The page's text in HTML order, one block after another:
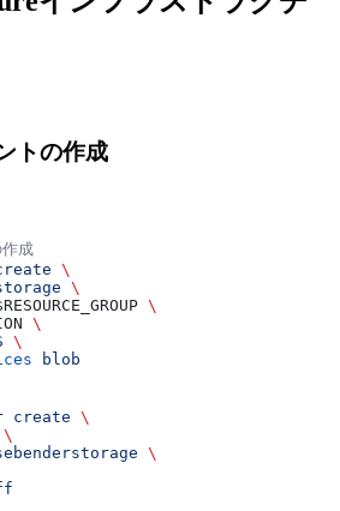
トの作成
成
\
\
\
\
\
blob
create \
\
\